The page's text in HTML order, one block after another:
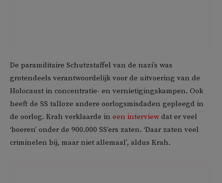
De paramilitaire Schutzstaffel van de nazi’s was
grotendeels verantwoordelijk voor de uitvoering van de
Holocaust in concentratie- en vernietigingskampen. Ook
heeft de SS talloze andere oorlogsmisdaden gepleegd in
de oorlog. Krah verklaarde in een interview dat er veel
‘boeren’ onder de 900.000 SS’ers zaten. ‘Daar zaten veel
criminelen bij, maar niet allemaal’, aldus Krah.